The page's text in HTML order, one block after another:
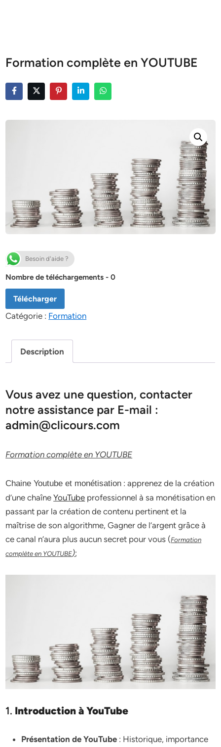
Formation complète en YOUTUBE
Besoin d'aide ?
Nombre de téléchargements - 0
Télécharger
Catégorie : Formation
Description
Vous avez une question, contacter
notre assistance par E-mail :
admin@clicours.com
Formation complète en YOUTUBE
Chaine Youtube et monétisation : apprenez de la création
d’une chaîneYouTube professionnel à sa monétisation en
passant par la création de contenu pertinent et la
maîtrise de son algorithme, Gagner de l’argent grâce à
ce canal n’aura plus aucun secret pour vous (Formation
complète en YOUTUBE);
1. Introduction à YouTube
Présentation de YouTube : Historique, importance